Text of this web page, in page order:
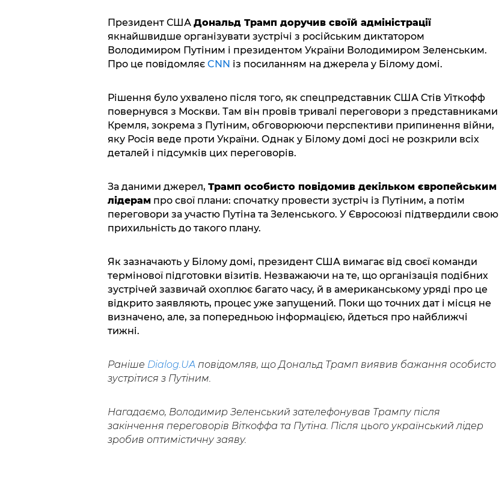
Президент США Дональд Трамп доручив своїй адміністрації
якнайшвидше організувати зустрічі з російським диктатором
Володимиром Путіним і президентом України Володимиром Зеленським.
Про це повідомляє CNN із посиланням на джерела у Білому домі.
Рішення було ухвалено після того, як спецпредставник США Стів Уіткофф
повернувся з Москви. Там він провів тривалі переговори з представниками
Кремля, зокрема з Путіним, обговорюючи перспективи припинення війни,
яку Росія веде проти України. Однак у Білому домі досі не розкрили всіх
деталей і підсумків цих переговорів.
За даними джерел, Трамп особисто повідомив декільком європейським
лідерампро свої плани: спочатку провести зустріч із Путіним, а потім
переговори за участю Путіна та Зеленського. У Євросоюзі підтвердили свою
прихильність до такого плану.
Як зазначають у Білому домі, президент США вимагає від своєї команди
термінової підготовки візитів. Незважаючи на те, що організація подібних
зустрічей зазвичай охоплює багато часу, й в американському уряді про це
відкрито заявляють, процес уже запущений. Поки що точних дат і місця не
визначено, але, за попередньою інформацією, йдеться про найближчі
тижні.
Раніше Dialog.UAповідомляв, що Дональд Трамп виявив бажання особисто
зустрітися з Путіним.
Нагадаємо, Володимир Зеленський зателефонував Трампу після
закінчення переговорів Віткоффа та Путіна. Після цього український лідер
зробив оптимістичну заяву.